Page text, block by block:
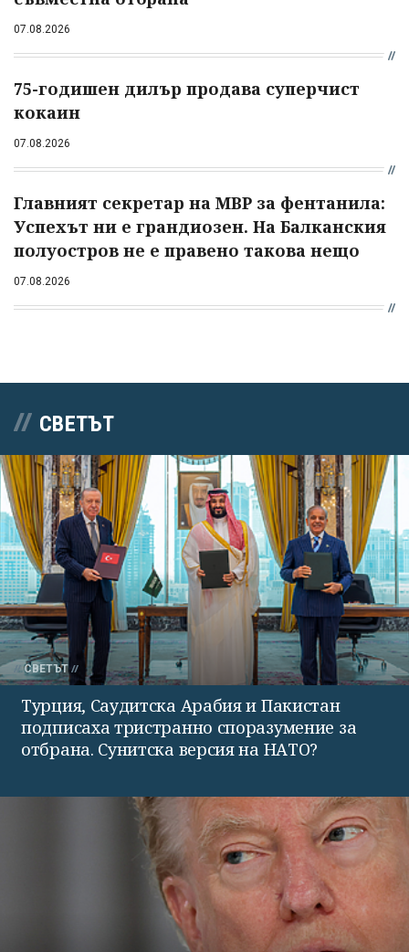
07.08.2026
75-годишен дилър продава суперчист
кокаин
07.08.2026
Главният секретар на МВР за фентанила:
Успехът ни е грандиозен. На Балканския
полуостров не е правено такова нещо
07.08.2026
СВЕТЪТ
СВЕТЪТ
Турция, Саудитска Арабия и Пакистан
подписаха тристранно споразумение за
отбрана. Сунитска версия на НАТО?